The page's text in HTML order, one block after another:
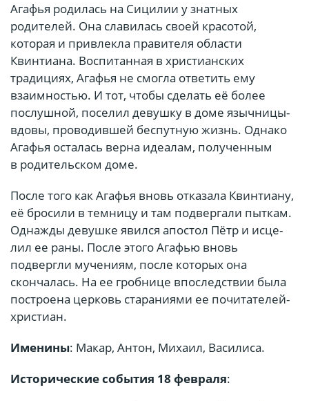
Агафья родилась на Сицилии у знатных
родителей. Она славилась своей красотой,
которая и привлекла правителя области
Квинтиана. Воспитанная в христианских
традициях, Агафья не смогла ответить ему
взаимностью. И тот, чтобы сделать её более
послушной, поселил девушку в доме языч­ни­цы-
вдо­вы, про­во­див­шей бес­пут­ную жизнь. Од­на­ко
Ага­фья осталась верна идеалам, полученным
в родительском доме.
После того как Агафья вновь отказала Квинтиану,
её бросили в темницу и там подвергали пыткам.
Однажды девушке явил­ся апо­стол Пётр и ис­це­
лил ее ра­ны. После этого Агафью вновь
подвергли мучениям, после которых она
скончалась. На ее гроб­ни­це впо­след­ствии бы­ла
по­стро­е­на цер­ковь ста­ра­ни­я­ми ее по­чи­та­те­лей-
хри­сти­ан.
Именины: Макар, Антон, Михаил, Василиса.
Исторические события 18 февраля: